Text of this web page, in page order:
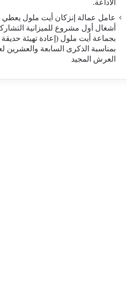
الاداعة.
عامل عمالة إنزكان أيت ملول يعطي
أشغال أول مشروع للميزانية
بجماعة أيت ملول (إعادة تهيئة
بمناسبة الذكرى السابعة والعشرين
العرش المجيد